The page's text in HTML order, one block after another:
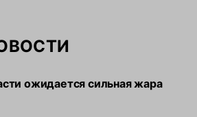
ожидается сильная жара